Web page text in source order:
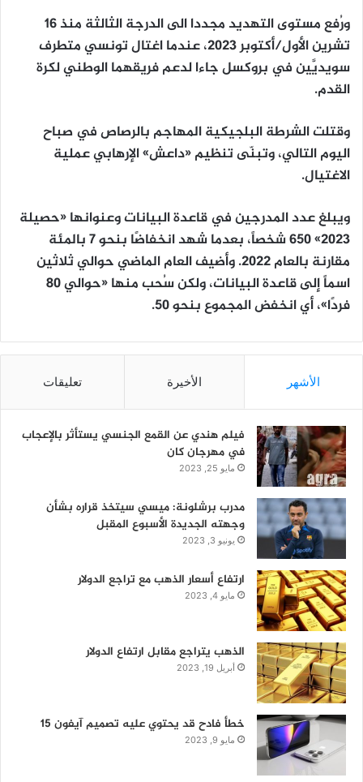
ورُفع مستوى التهديد مجددا الى الدرجة الثالثة منذ 16
تشرين الأول/أكتوبر 2023، عندما اغتال تونسي متطرف
سويديَّين في بروكسل جاءا لدعم فريقهما الوطني لكرة
القدم.
وقتلت الشرطة البلجيكية المهاجم بالرصاص في صباح
اليوم التالي، وتبنّى تنظيم «داعش» الإرهابي عملية
الاغتيال.
ويبلغ عدد المدرجين في قاعدة البيانات وعنوانها «حصيلة
2023» 650 شخصاً، بعدما شهد انخفاضًا بنحو 7 بالمئة
مقارنة بالعام 2022. وأضيف العام الماضي حوالي ثلاثين
اسماً إلى قاعدة البيانات، ولكن سُحب منها «حوالي 80
فردًا»، أي انخفض المجموع بنحو 50.
الأشهر الأخيرة تعليقات
فيلم هندي عن القمع الجنسي يستأثر بالإعجاب
في مهرجان كان
مايو 25, 2023
مدرب برشلونة: ميسي سيتخذ قراره بشأن
وجهته الجديدة الأسبوع المقبل
يونيو 3, 2023
ارتفاع أسعار الذهب مع تراجع الدولار
مايو 4, 2023
الذهب يتراجع مقابل ارتفاع الدولار
أبريل 19, 2023
خطأ فادح قد يحتوي عليه تصميم آيفون 15
مايو 9, 2023